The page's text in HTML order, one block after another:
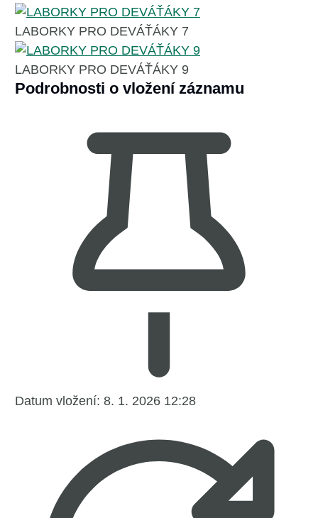
LABORKY PRO DEVÁŤÁKY 7
LABORKY PRO DEVÁŤÁKY 9
Podrobnosti o vložení záznamu
Datum vložení: 8. 1. 2026 12:28